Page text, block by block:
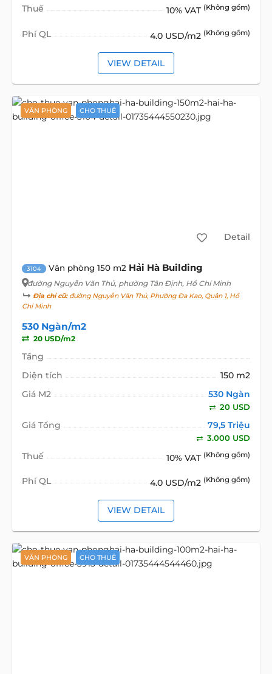
Thuế 10% VAT (Không gồm)
Phí QL 4.0 USD/m2 (Không gồm)
VIEW DETAIL
VĂN PHÒNG CHO THUÊ
Detail
3104 Văn phòng 150 m2 Hải Hà Building
đường Nguyễn Văn Thủ, phường Tân Định, Hồ Chí Minh
Địa chỉ cũ:đường Nguyễn Văn Thủ, Phường Đa Kao, Quận 1, Hồ
Chí Minh
530 Ngàn/m2
20 USD/m2
Tầng
Diện tích
150 m2
Giá M2
530 Ngàn
20 USD
Giá Tổng 79,5 Triệu
3.000 USD
Thuế 10% VAT (Không gồm)
Phí QL 4.0 USD/m2 (Không gồm)
VIEW DETAIL
VĂN PHÒNG CHO THUÊ